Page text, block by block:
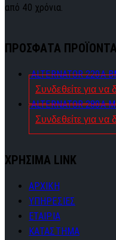
από 40 χρόνια.
ΠΡΟΣΦΑΤΑ
ALTERNATOR 220A
Συνδεθείτε για να
ALTERNATOR 280A
Συνδεθείτε για να
ΧΡΗΣΙΜΑ LINK
ΑΡΧΙΚΗ
ΥΠΗΡΕΣΙΕΣ
ΕΤΑΙΡΙΑ
ΚΑΤΑΣΤΗΜΑ